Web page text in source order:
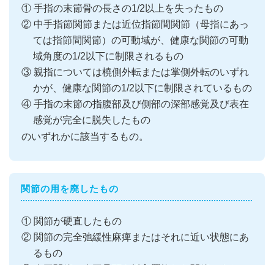
① 手指の末節骨の長さの1/2以上を失ったもの
② 中手指節関節または近位指節間関節（母指にあっ
ては指節間関節）の可動域が、健康な関節の可動
域角度の1/2以下に制限されるもの
③ 親指については橈側外転または掌側外転のいずれ
かが、健康な関節の1/2以下に制限されているもの
④ 手指の末節の指腹部及び側部の深部感覚及び表在
感覚が完全に脱失したもの
のいずれかに該当するもの。
関節の用を廃したもの
① 関節が硬直したもの
② 関節の完全弛緩性麻痺またはそれに近い状態にあ
るもの